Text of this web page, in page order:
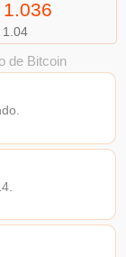
1.04
de Bitcoin